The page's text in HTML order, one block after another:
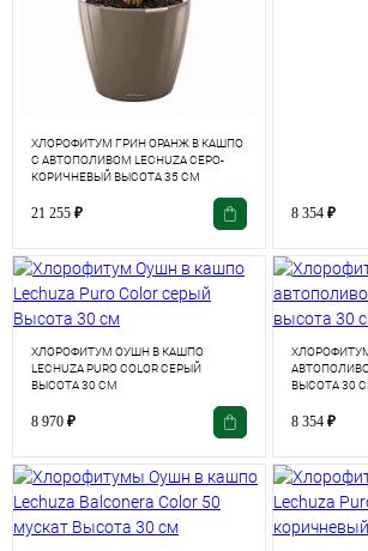
ХЛОРОФИТУМ ГРИН ОРАНЖ В КАШПО
С АВТОПОЛИВОМ LECHUZA СЕРО-
КОРИЧНЕВЫЙ ВЫСОТА 35 СМ
21 255 ₽ 8 354 ₽
ХЛОРОФИТУМ ОУШН В КАШПО
LECHUZA PURO COLOR СЕРЫЙ
ВЫСОТА 30 СМ
8 970 ₽
ВЫСОТА 30
8 354 ₽